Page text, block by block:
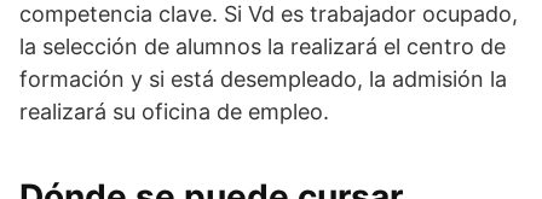
competencia clave. Si Vd es trabajador ocupado,
la selección de alumnos la realizará el centro de
formación y si está desempleado, la admisión la
realizará su oficina de empleo.